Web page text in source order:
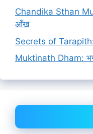
Chandika Sthan
आँख
Secrets of Tarapith:
Muktinath Dham: